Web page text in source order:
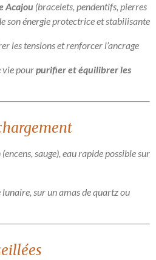
Acajou (bracelets, pendentifs, pierres
son énergie protectrice et stabilisante
les tensions et renforcer l’ancrage
vie pourpurifier et équilibrer les
sauge), eau rapide possible sur
sur un amas de quartz ou